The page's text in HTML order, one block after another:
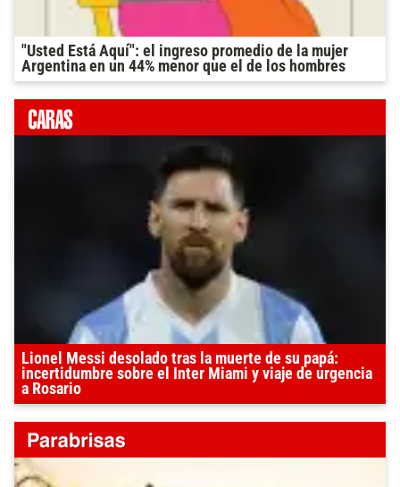
"Usted Está Aquí": el ingreso promedio de la mujer
Argentina en un 44% menor que el de los hombres
Lionel Messi desolado tras la muerte de su papá:
incertidumbre sobre el Inter Miami y viaje de urgencia
a Rosario